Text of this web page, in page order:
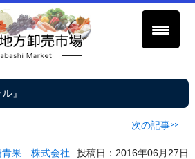
』
次の記事>>
青果 株式会社 投稿日：2016年06月27日